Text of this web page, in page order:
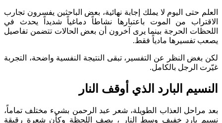
العلم حتى اليوم لا يملك إجابة نهائية، بعض الباحثين يفسرون تجارب
الاقتراب من الموت باعتبارها نشاطاً دماغياً شديداً يحدث في
اللحظات الحرجة بينما يرى آخرون أن بعض الحالات تتضمن تفاصيل
يصعب تفسيرها مادياً فقط.
لكن بغض النظر عن التفسير، تبقى النتيجة النفسية واضحة، التجربة
غيّرت الرجل بالكامل.
النسيم البارد الذي أوقف النار
بعد مراحل العذاب الطويلة، شعر عبد الرحمن بشيء مختلف تماماً،
نسيم بارد خفيف وسط النار ، يصف اللحظة وكأن شعرة رقيقة